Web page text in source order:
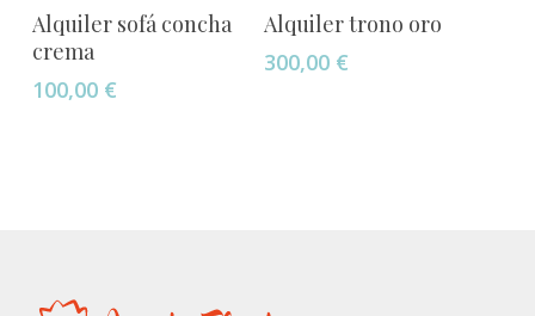
Añadir Al Carrito
Alquiler sofá concha
crema
100,00 €
Añadir Al Carrito
Alquiler trono oro
300,00 €